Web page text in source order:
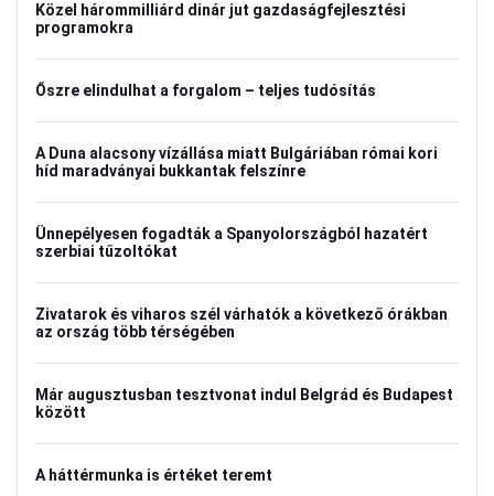
Közel hárommilliárd dinár jut gazdaságfejlesztési
programokra
Őszre elindulhat a forgalom – teljes tudósítás
A Duna alacsony vízállása miatt Bulgáriában római kori
híd maradványai bukkantak felszínre
Ünnepélyesen fogadták a Spanyolországból hazatért
szerbiai tűzoltókat
Zivatarok és viharos szél várhatók a következő órákban
az ország több térségében
Már augusztusban tesztvonat indul Belgrád és Budapest
között
A háttérmunka is értéket teremt